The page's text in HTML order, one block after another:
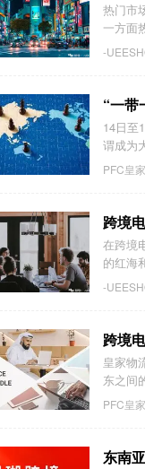
热门市
一方面
-
“一带
14日至
谓成为
PFC皇
跨境
在跨境
的红海
-
跨境
皇家物
东之间
PFC皇
东南